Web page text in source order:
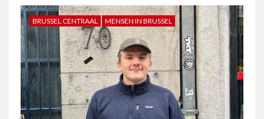
BRUSSEL CENTRAAL MENSEN IN BRUSSEL